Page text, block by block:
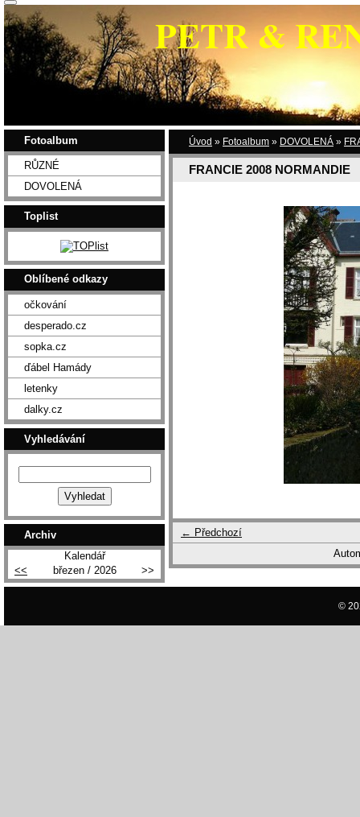
PETR &
Úvod » Fotoalbum » DOVOLENÁ »
FRANCIE 2008 NORMANDIE
← Předchozí
Fotoalbum
RŮZNÉ
DOVOLENÁ
Toplist
Oblíbené odkazy
očkování
desperado.cz
sopka.cz
ďábel Hamády
letenky
dalky.cz
Vyhledávání
Archiv
Kalendář
<<
březen / 2026 >>
©